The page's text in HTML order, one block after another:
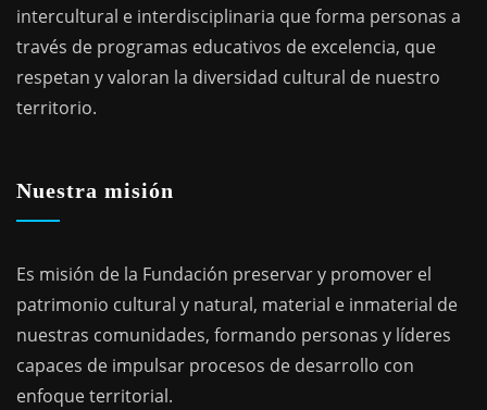
intercultural e interdisciplinaria que forma personas a
través de programas educativos de excelencia, que
respetan y valoran la diversidad cultural de nuestro
territorio.
Nuestra misión
Es misión de la Fundación preservar y promover el
patrimonio cultural y natural, material e inmaterial de
nuestras comunidades, formando personas y líderes
capaces de impulsar procesos de desarrollo con
enfoque territorial.